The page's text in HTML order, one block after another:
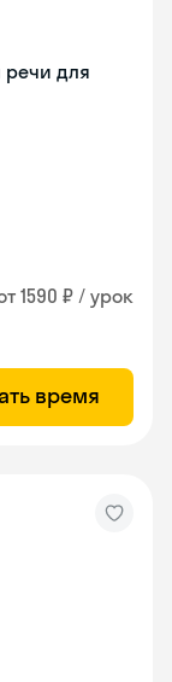
речи для
1590 ₽ / урок
время